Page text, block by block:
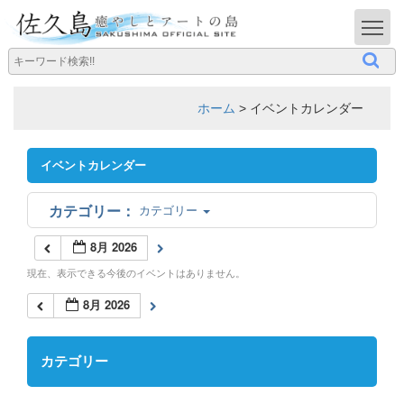
ホーム > イベントカレンダー
イベントカレンダー
カテゴリー
8月 2026
現在、表示できる今後のイベントはありません。
8月 2026
カテゴリー